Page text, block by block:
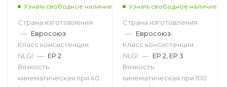
Узнать свободное наличие
Страна изготовления
— Евросоюз
Класс консистенции
NLGI — EP 2
Вязкость
кинематическая при 40
Узнать свободное наличие
Страна изготовления
— Евросоюз
Класс консистенции
NLGI — EP 2, EP 3
Вязкость
кинематическая при 100